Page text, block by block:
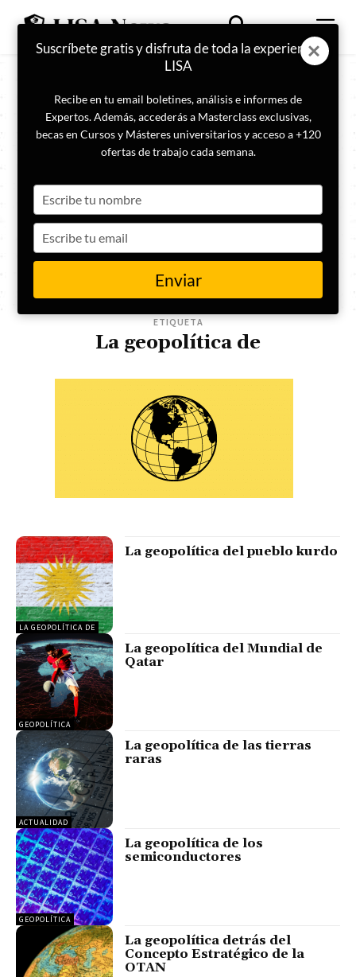
ETIQUETA
La geopolítica de
LA GEOPOLÍTICA DE
La geopolítica del pueblo kurdo
GEOPOLÍTICA
La geopolítica del Mundial de
Qatar
ACTUALIDAD
La geopolítica de las tierras
raras
GEOPOLÍTICA
La geopolítica de los
semiconductores
La geopolítica detrás del
Concepto Estratégico de la
OTAN
Suscríbete gratis y disfruta de toda la experiencia
LISA
Recibe en tu email boletines, análisis e informes de
Expertos. Además, accederás a Masterclass exclusivas,
becas en Cursos y Másteres universitarios y acceso a +120
ofertas de trabajo cada semana.
your
name
your
email
Enviar